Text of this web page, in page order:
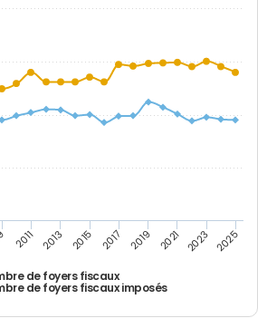
de foyers fiscaux
de foyers fiscaux imposés
2011 2013 2015 2017 2019 2021 2023 2025